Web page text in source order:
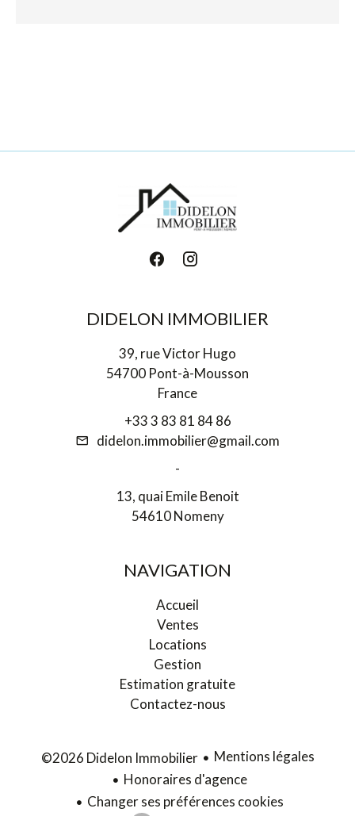
DIDELON IMMOBILIER
39, rue Victor Hugo
54700 Pont-à-Mousson
France
+33 3 83 81 84 86
didelon.immobilier@gmail.com
-
13, quai Emile Benoit
54610 Nomeny
NAVIGATION
Accueil
Ventes
Locations
Gestion
Estimation gratuite
Contactez-nous
©2026 Didelon Immobilier
Mentions légales
Honoraires d'agence
Changer ses préférences cookies